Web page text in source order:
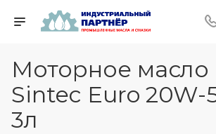
Моторное масло
Sintec Euro 20W-
3л